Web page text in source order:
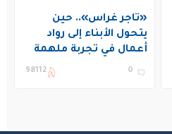
«تاجر غراس».. حين
يتحول الأبناء إلى رواد
أعمال في تجربة ملهمة
بنادي غراس الصيفي
0
98112